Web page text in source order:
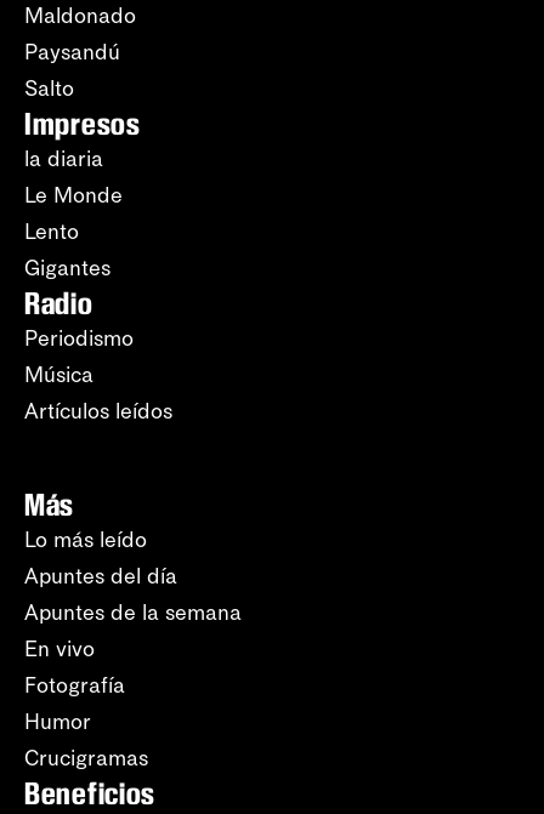
Maldonado
Paysandú
Salto
Impresos
la diaria
Le Monde
Lento
Gigantes
Radio
Periodismo
Música
Artículos leídos
Más
Lo más leído
Apuntes del día
Apuntes de la semana
En vivo
Fotografía
Humor
Crucigramas
Beneficios